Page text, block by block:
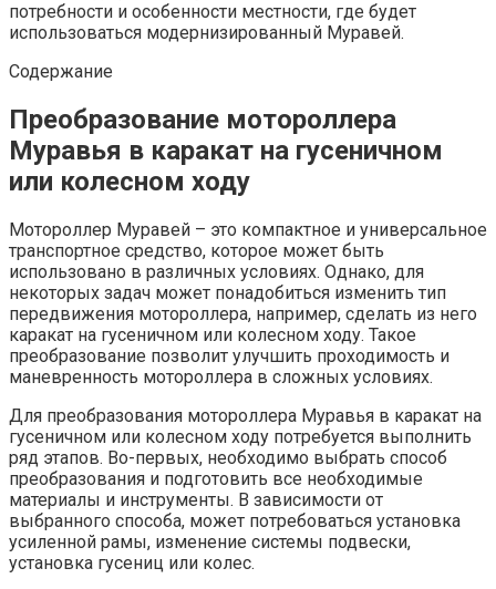
потребности и особенности местности, где будет
использоваться модернизированный Муравей.
Содержание
Преобразование мотороллера
Муравья в каракат на гусеничном
или колесном ходу
Мотороллер Муравей – это компактное и универсальное
транспортное средство, которое может быть
использовано в различных условиях. Однако, для
некоторых задач может понадобиться изменить тип
передвижения мотороллера, например, сделать из него
каракат на гусеничном или колесном ходу. Такое
преобразование позволит улучшить проходимость и
маневренность мотороллера в сложных условиях.
Для преобразования мотороллера Муравья в каракат на
гусеничном или колесном ходу потребуется выполнить
ряд этапов. Во-первых, необходимо выбрать способ
преобразования и подготовить все необходимые
материалы и инструменты. В зависимости от
выбранного способа, может потребоваться установка
усиленной рамы, изменение системы подвески,
установка гусениц или колес.